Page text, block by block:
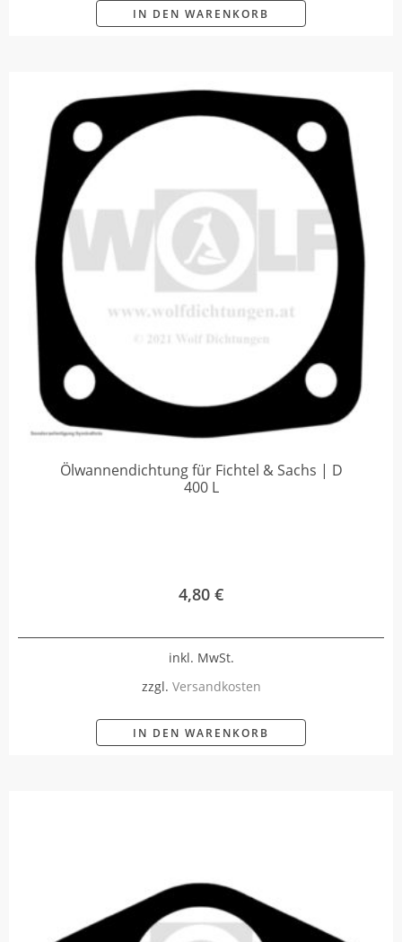
IN DEN WARENKORB
Ölwannendichtung für Fichtel & Sachs | D
400 L
4,80 €
inkl. MwSt.
zzgl. Versandkosten
IN DEN WARENKORB